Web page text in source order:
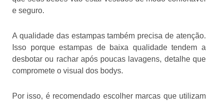
e seguro.
A qualidade das estampas também precisa de atenção.
Isso porque estampas de baixa qualidade tendem a
desbotar ou rachar após poucas lavagens, detalhe que
compromete o visual dos bodys.
Por isso, é recomendado escolher marcas que utilizam